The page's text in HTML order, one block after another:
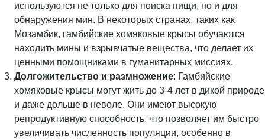
используются не только для поиска пищи, но и для
обнаружения мин. В некоторых странах, таких как
Мозамбик, гамбийские хомяковые крысы обучаются
находить мины и взрывчатые вещества, что делает их
ценными помощниками в гуманитарных миссиях.
Долгожительство и размножение: Гамбийские
хомяковые крысы могут жить до 3-4 лет в дикой природе
и даже дольше в неволе. Они имеют высокую
репродуктивную способность, что позволяет им быстро
увеличивать численность популяции, особенно в